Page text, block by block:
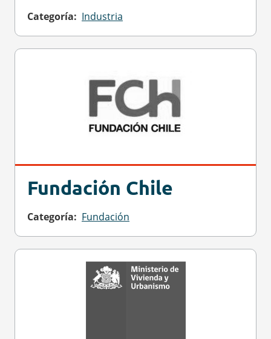
Categoría Industria
Fundación Chile
Categoría Fundación